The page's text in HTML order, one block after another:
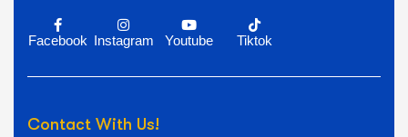
Facebook Instagram Youtube Tiktok
Contact With Us!